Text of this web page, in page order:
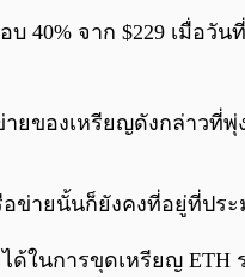
บ 40% จาก $229 เมื่อ
ของเหรียญดังกล่าวที่พุ่
ยนั้นก็ยังคงที่อยู่ที่ประม
ด้ในการขุดเหรียญ